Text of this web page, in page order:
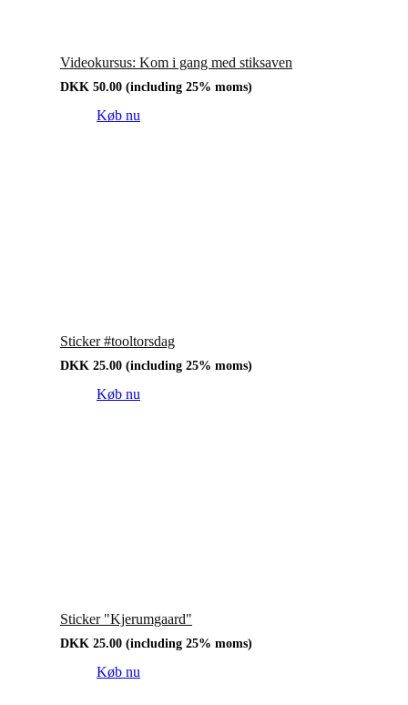
Videokursus: Kom i gang med stiksaven
DKK 50.00 (including 25% moms)
Køb nu
Sticker #tooltorsdag
DKK 25.00 (including 25% moms)
Køb nu
Sticker "Kjerumgaard"
DKK 25.00 (including 25% moms)
Køb nu